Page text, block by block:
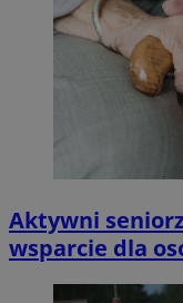
Aktywni
wsparcie dla